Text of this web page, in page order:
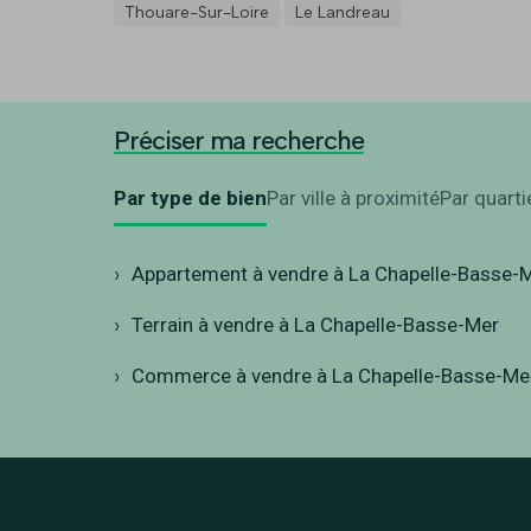
Thouare-Sur-Loire
Le Landreau
Préciser ma recherche
Par type de bienPar ville à proximitéPar
Appartement à vendre à La Chapelle-Basse-
Terrain à vendre à La Chapelle-Basse-Mer
Commerce à vendre à La Chapelle-Basse-